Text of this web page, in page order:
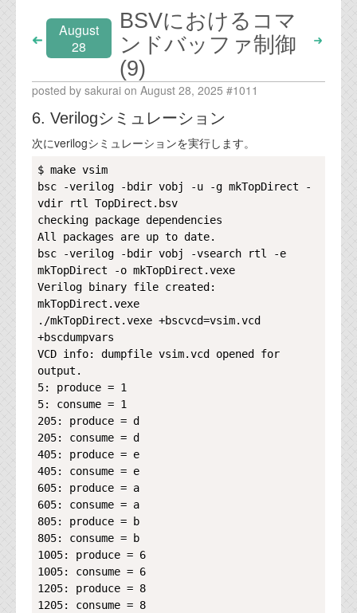
August
28
BSVにおけるコマ
ンドバッファ制御
(9)
posted by sakurai on August 28, 2025 #1011
6. Verilogシミュレーション
次にverilogシミュレーションを実行します。
$ make vsim
bsc -verilog -bdir vobj -u -g mkTopDirect -
vdir rtl TopDirect.bsv
checking package dependencies
All packages are up to date.
bsc -verilog -bdir vobj -vsearch rtl -e
mkTopDirect -o mkTopDirect.vexe
Verilog binary file created:
mkTopDirect.vexe
./mkTopDirect.vexe +bscvcd=vsim.vcd
+bscdumpvars
VCD info: dumpfile vsim.vcd opened for
output.
5: produce = 1
5: consume = 1
205: produce = d
205: consume = d
405: produce = e
405: consume = e
605: produce = a
605: consume = a
805: produce = b
805: consume = b
1005: produce = 6
1005: consume = 6
1205: produce = 8
1205: consume = 8